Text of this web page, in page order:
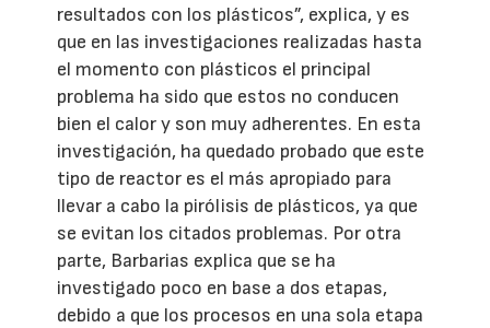
resultados con los plásticos”, explica, y es
que en las investigaciones realizadas hasta
el momento con plásticos el principal
problema ha sido que estos no conducen
bien el calor y son muy adherentes. En esta
investigación, ha quedado probado que este
tipo de reactor es el más apropiado para
llevar a cabo la pirólisis de plásticos, ya que
se evitan los citados problemas. Por otra
parte, Barbarias explica que se ha
investigado poco en base a dos etapas,
debido a que los procesos en una sola etapa